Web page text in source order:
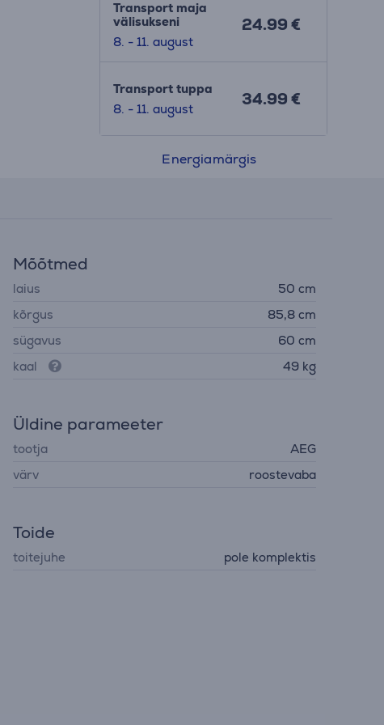
Transport maja
välisukseni
8. - 11. august
24.99 €
Transport tuppa
8. - 11. august
34.99 €
Energiamärgis
Mõõtmed
laius
50 cm
kõrgus
85,8 cm
sügavus
60 cm
kaal
49 kg
Üldine parameeter
tootja
AEG
värv
roostevaba
Toide
toitejuhe pole komplektis